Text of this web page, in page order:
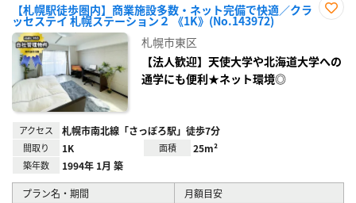
【札幌駅徒歩圏内】商業施設多数・ネット完備で快適／クラ
ッセステイ 札幌ステーション２ 《1K》(No.143972)
録
札幌市東区
【法人歓迎】天使大学や北海道大学への
通学にも便利★ネット環境◎
アクセス 札幌市南北線「さっぽろ駅」徒歩7分
間取り 1K 面積 25m²
築年数 1994年 1月 築
プラン名・期間
月額目安